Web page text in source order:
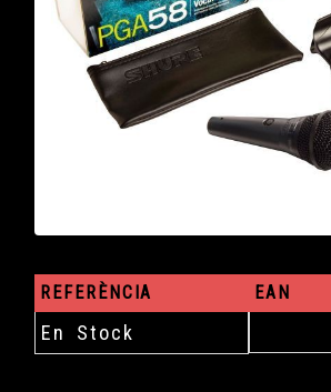
REFERÈNCIA
En Stock
EAN